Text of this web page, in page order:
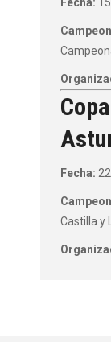
Fecha:
Castilla y